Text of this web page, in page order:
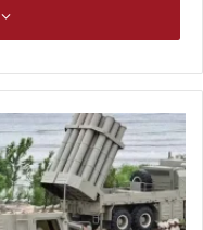
militaire : le
du Pentagone
contre l’Iran